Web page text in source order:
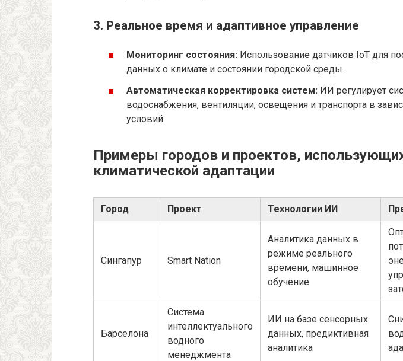
3. Реальное время и адаптивное управление
Мониторинг состояния: Использование датчиков IoT для
данных о климате и состоянии городской среды.
Автоматическая корректировка систем: ИИ регулирует
водоснабжения, вентиляции, освещения и транспорта в
условий.
Примеры городов и проектов,
климатической адаптации
Город Проект Технологии ИИ
Сингапур Smart Nation
Аналитика данных в
режиме реального
времени, машинное
обучение
Барселона
Система
интеллектуального
водного
менеджмента
ИИ на базе сенсорных
данных, предиктивная
аналитика